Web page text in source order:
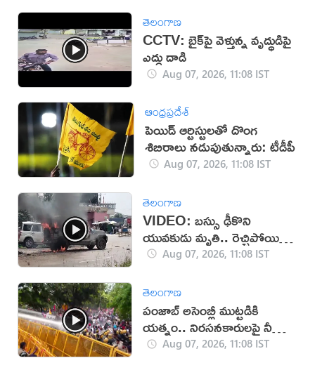
తెలంగాణ
CCTV: బైక్‌పై వెళ్తున్న వృద్ధుడిపై
ఎద్దు దాడి
Aug 07, 2026, 11:08 IST
ఆంధ్రప్రదేశ్
పెయిడ్ ఆర్టిస్టులతో దొంగ
శిబిరాలు నడుపుతున్నారు: టీడీపీ
Aug 07, 2026, 11:08 IST
తెలంగాణ
VIDEO: బస్సు ఢీకొని
యువకుడు మృతి.. రెచ్చిపోయిన
స్థానికులు!
Aug 07, 2026, 11:08 IST
తెలంగాణ
పంజాబ్ అసెంబ్లీ ముట్టడికి
యత్నం.. నిరసనకారులపై నీళ్ల
ఫిరంగులు!
Aug 07, 2026, 11:08 IST